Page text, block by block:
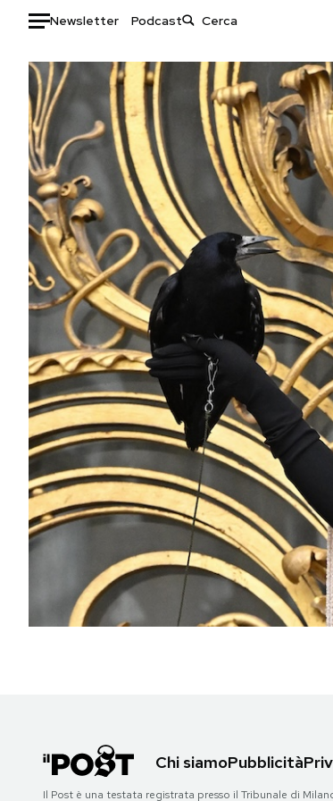
Newsletter Podcast
Auto
HOME
Italia
Mondo
Politica
Tecnologia
Internet
Scienza
Cultura
Economia
Sport
Moda
Libri
Consumismi
Storie/Idee
Ok Boomer!
Media
Europa
Altrecose
Mondiali calcio
PODCAST
NEWSLETTER
I MIEI PREFERITI
SHOP
Area Personale
Newsletter
Chi siamoPubblicità
Il Post è una testata registrata presso il Tribunale di